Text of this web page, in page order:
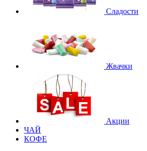
Сладости
Жвачки
Акции
ЧАЙ
КОФЕ